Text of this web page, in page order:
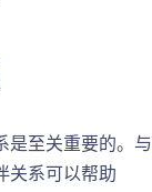
是至关重要的。与
关系可以帮助